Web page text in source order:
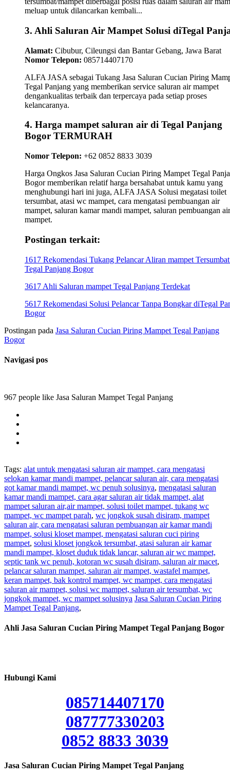
meluap untuk dilancarkan kembali...
3. Ahli Saluran Air Mampet Solusi diTegal
Alamat: Cibubur, Cileungsi dan Bantar Gebang, Jawa Barat
Nomor Telepon: 085714407170
ALFA JASA sebagai Tukang Jasa Saluran Cucian Piring
Tegal Panjang yang memberikan service saluran air mampet
dengankualitas terbaik dan terpercaya pada setiap proses
kelancaranya.
4. Harga mampet saluran air di Tegal Panjang
Bogor TERMURAH
Nomor Telepon: +62 0852 8833 3039
Harga Ongkos Jasa Saluran Cucian Piring Mampet Tegal
Bogor memberikan relatif harga bersahabat untuk kamu yang
menghubungi hari ini juga, ALFA JASA Solusi megatasi toilet
tersumbat, atasi wc mampet, cara mengatasi pembuangan air
mampet, saluran kamar mandi mampet, saluran pembuangan air
mampet.
Postingan terkait:
1617 Rekomendasi Tukang Pelancar Aliran mampet
Tegal Panjang Bogor
3617 Ahli Saluran mampet Tegal Panjang Terdekat
5617 Rekomendasi Solusi Pelancar Tanpa Bongkar diTegal
Bogor
Postingan pada Jasa Saluran Cucian Piring Mampet Tegal Panjang
Bogor
Navigasi pos
967 people like Jasa Saluran Mampet Tegal Panjang
Tags: alat untuk mengatasi saluran air mampet, cara mengatasi
selokan kamar mandi mampet, pelancar saluran air, cara mengatasi
got kamar mandi mampet, wc penuh solusinya, mengatasi saluran
kamar mandi mampet, cara agar saluran air tidak mampet, alat
mampet saluran air,air mampet, solusi toilet mampet, tukang wc
mampet, wc mampet parah, wc jongkok susah disiram, mampet
saluran air, cara mengatasi saluran pembuangan air kamar mandi
mampet, solusi kloset mampet, mengatasi saluran cuci piring
mampet, solusi kloset jongkok tersumbat, atasi saluran air kamar
mandi mampet, kloset duduk tidak lancar, saluran air wc mampet,
septic tank wc penuh, kotoran wc susah disiram, saluran air macet,
pelancar saluran mampet, saluran air mampet, wastafel mampet,
keran mampet, bak kontrol mampet, wc mampet, cara mengatasi
saluran air mampet, solusi wc mampet, saluran air tersumbat, wc
jongkok mampet, wc mampet solusinya Jasa Saluran Cucian Piring
Mampet Tegal Panjang,
Ahli Jasa Saluran Cucian Piring Mampet Tegal Panjang Bogor
Hubungi Kami
085714407170
087777330203
0852 8833 3039
Jasa Saluran Cucian Piring Mampet Tegal Panjang